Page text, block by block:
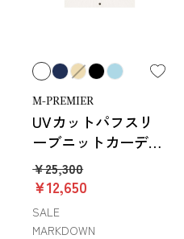
M-PREMIER
UVカットパフスリ
ーブニットカーディ
ガン
￥25,300
￥12,650
SALE
MARKDOWN